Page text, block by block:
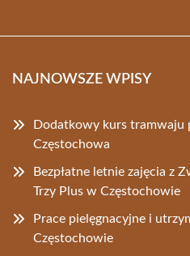
NAJNOWSZE WPISY
Dodatkowy kurs tramwaju
Częstochowa
Bezpłatne letnie zajęcia z
Trzy Plus w Częstochowie
Prace pielęgnacyjne i
Częstochowie